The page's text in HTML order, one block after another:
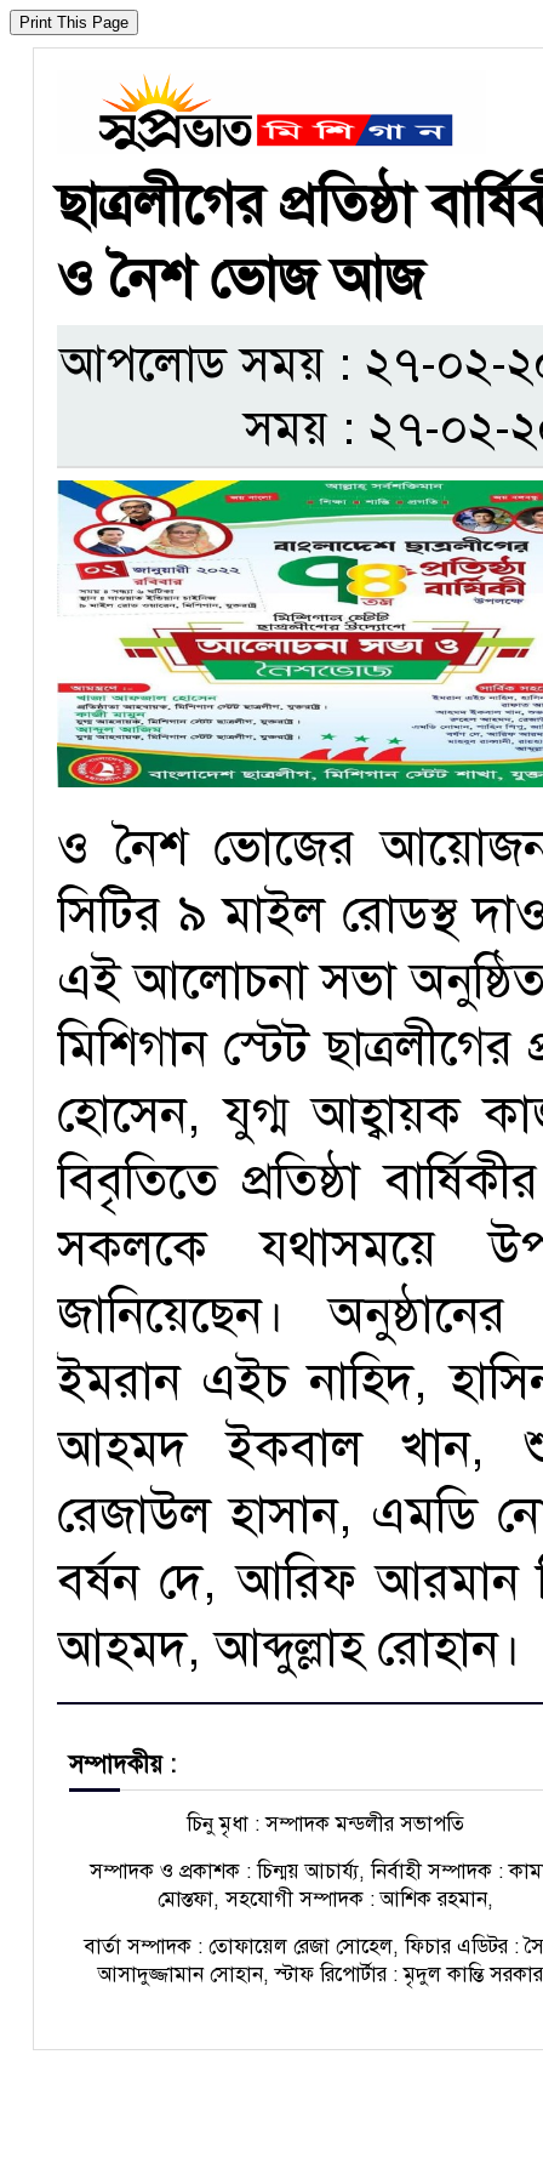
ছাত্রলীগের প্রতিষ্ঠা
ও নৈশ ভোজ আজ
আপলোড সময় : ২৭-০২-
সময় : ২৭-০২-
ও নৈশ ভোজের আয়োজন
সিটির ৯ মাইল রোডস্থ
এই আলোচনা সভা
মিশিগান স্টেট
হোসেন, যুগ্ম আহ্বায়ক
বিবৃতিতে প্রতিষ্ঠা
সকলকে যথাসময়ে
জানিয়েছেন।
ইমরান এইচ নাহিদ,
আহমদ ইকবাল খান,
রেজাউল হাসান, এমডি
বর্ষন দে, আরিফ আরমান
আহমদ, আব্দুল্লাহ রোহান।
সম্পাদকীয় :
চিনু মৃধা : সম্পাদক মন্ডলীর সভাপতি
সম্পাদক ও প্রকাশক : চিন্ময় আচার্য্য, নির্বাহী সম্পাদক :
মোস্তফা, সহযোগী সম্পাদক : আশিক রহমান,
বার্তা সম্পাদক : তোফায়েল রেজা সোহেল, ফিচার এডিটর :
আসাদুজ্জামান সোহান, স্টাফ রিপোর্টার : মৃদুল কান্তি